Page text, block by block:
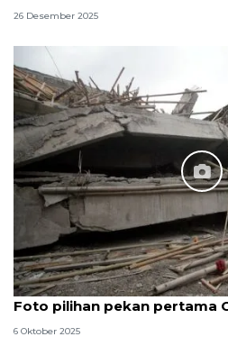
26 Desember 2025
Foto pilihan pekan pertama
6 Oktober 2025